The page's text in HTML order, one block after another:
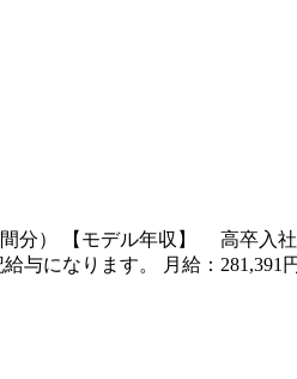
分） 【モデル年収】 高卒入
になります。 月給：281,391